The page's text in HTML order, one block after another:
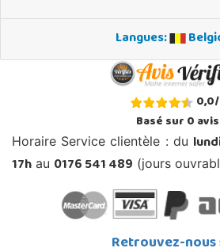
Langues:
0,0/
Basé sur0avis
Horaire Service clientèle : du
17h au 0176 541 489 (jours